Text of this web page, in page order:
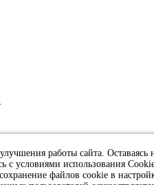
работы сайта. Оставаясь
с условиями использования
файлов cookie в